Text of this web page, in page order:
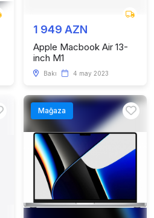
1 949 AZN
Apple Macbook Air 13-
inch M1
Bakı 4 may 2023
Mağaza